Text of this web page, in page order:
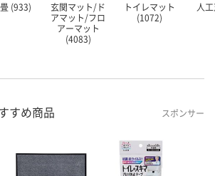
(933)
玄関マット/ド
アマット/フロ
アーマット
(4083)
トイレマット
(1072)
人
すめ商品 スポンサー